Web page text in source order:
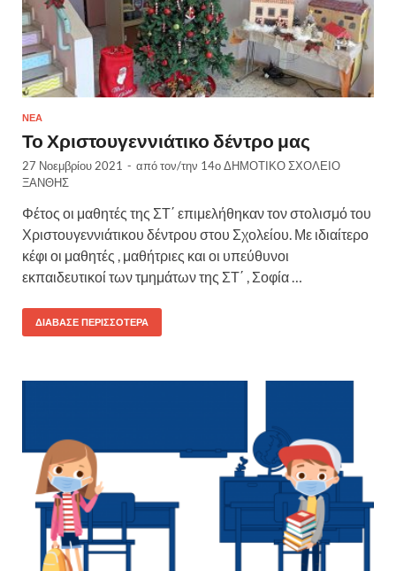
ΝΈΑ
Το Χριστουγεννιάτικο δέντρο μας
27 Νοεμβρίου 2021 - από τον/την 14ο ΔΗΜΟΤΙΚΟ ΣΧΟΛΕΙΟ
ΞΑΝΘΗΣ
Φέτος οι μαθητές της ΣΤ΄ επιμελήθηκαν τον στολισμό του
Χριστουγεννιάτικου δέντρου στου Σχολείου. Με ιδιαίτερο
κέφι οι μαθητές , μαθήτριες και οι υπεύθυνοι
εκπαιδευτικοί των τμημάτων της ΣΤ΄ , Σοφία …
ΔΙΆΒΑΣΕ ΠΕΡΙΣΣΌΤΕΡΑ